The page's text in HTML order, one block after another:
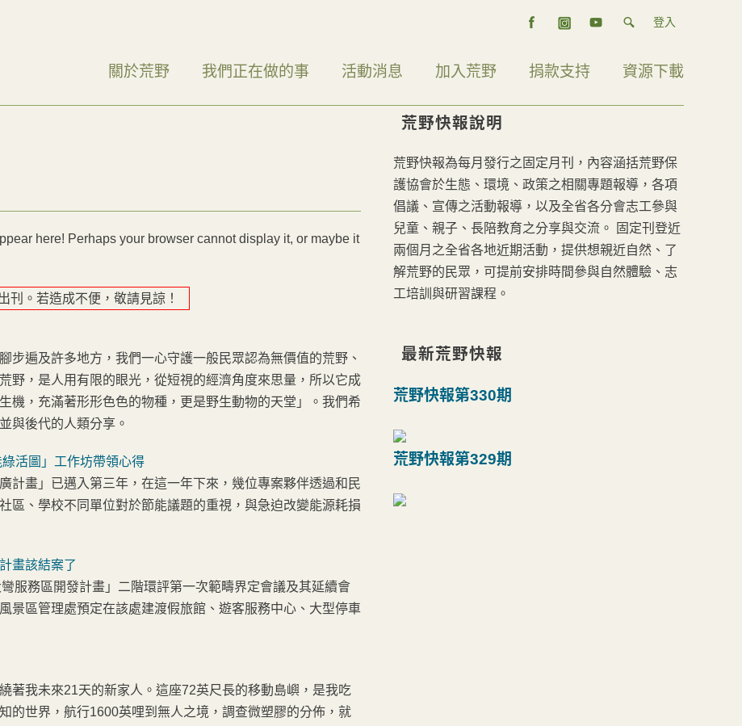
登入
關於荒野 我們正在做的事 活動消息 加入荒野 捐款支持 資源下載
here! Perhaps your browser cannot display it, or maybe it
刊。若造成不便，敬請見諒！
步遍及許多地方，我們一心守護一般民眾認為無價值的荒野、
野，是人用有限的眼光，從短視的經濟角度來思量，所以它成
機，充滿著形形色色的物種，更是野生動物的天堂」。我們希
與後代的人類分享。
活圖」工作坊帶領心得
計畫」已邁入第三年，在這一年下來，幾位專案夥伴透過和民
區、學校不同單位對於節能議題的重視，與急迫改變能源耗損
畫該結案了
服務區開發計畫」二階環評第一次範疇界定會議及其延續會
景區管理處預定在該處建渡假旅館、遊客服務中心、大型停車
著我未來21天的新家人。這座72英尺長的移動島嶼，是我吃
的世界，航行1600英哩到無人之境，調查微塑膠的分佈，就
荒野快報說明
荒野快報為每月發行之固定月刊，內容涵括荒野保
護協會於生態、環境、政策之相關專題報導，各項
倡議、宣傳之活動報導，以及全省各分會志工參與
兒童、親子、長陪教育之分享與交流。 固定刊登近
兩個月之全省各地近期活動，提供想親近自然、了
解荒野的民眾，可提前安排時間參與自然體驗、志
工培訓與研習課程。
最新荒野快報
荒野快報第330期
荒野快報第329期